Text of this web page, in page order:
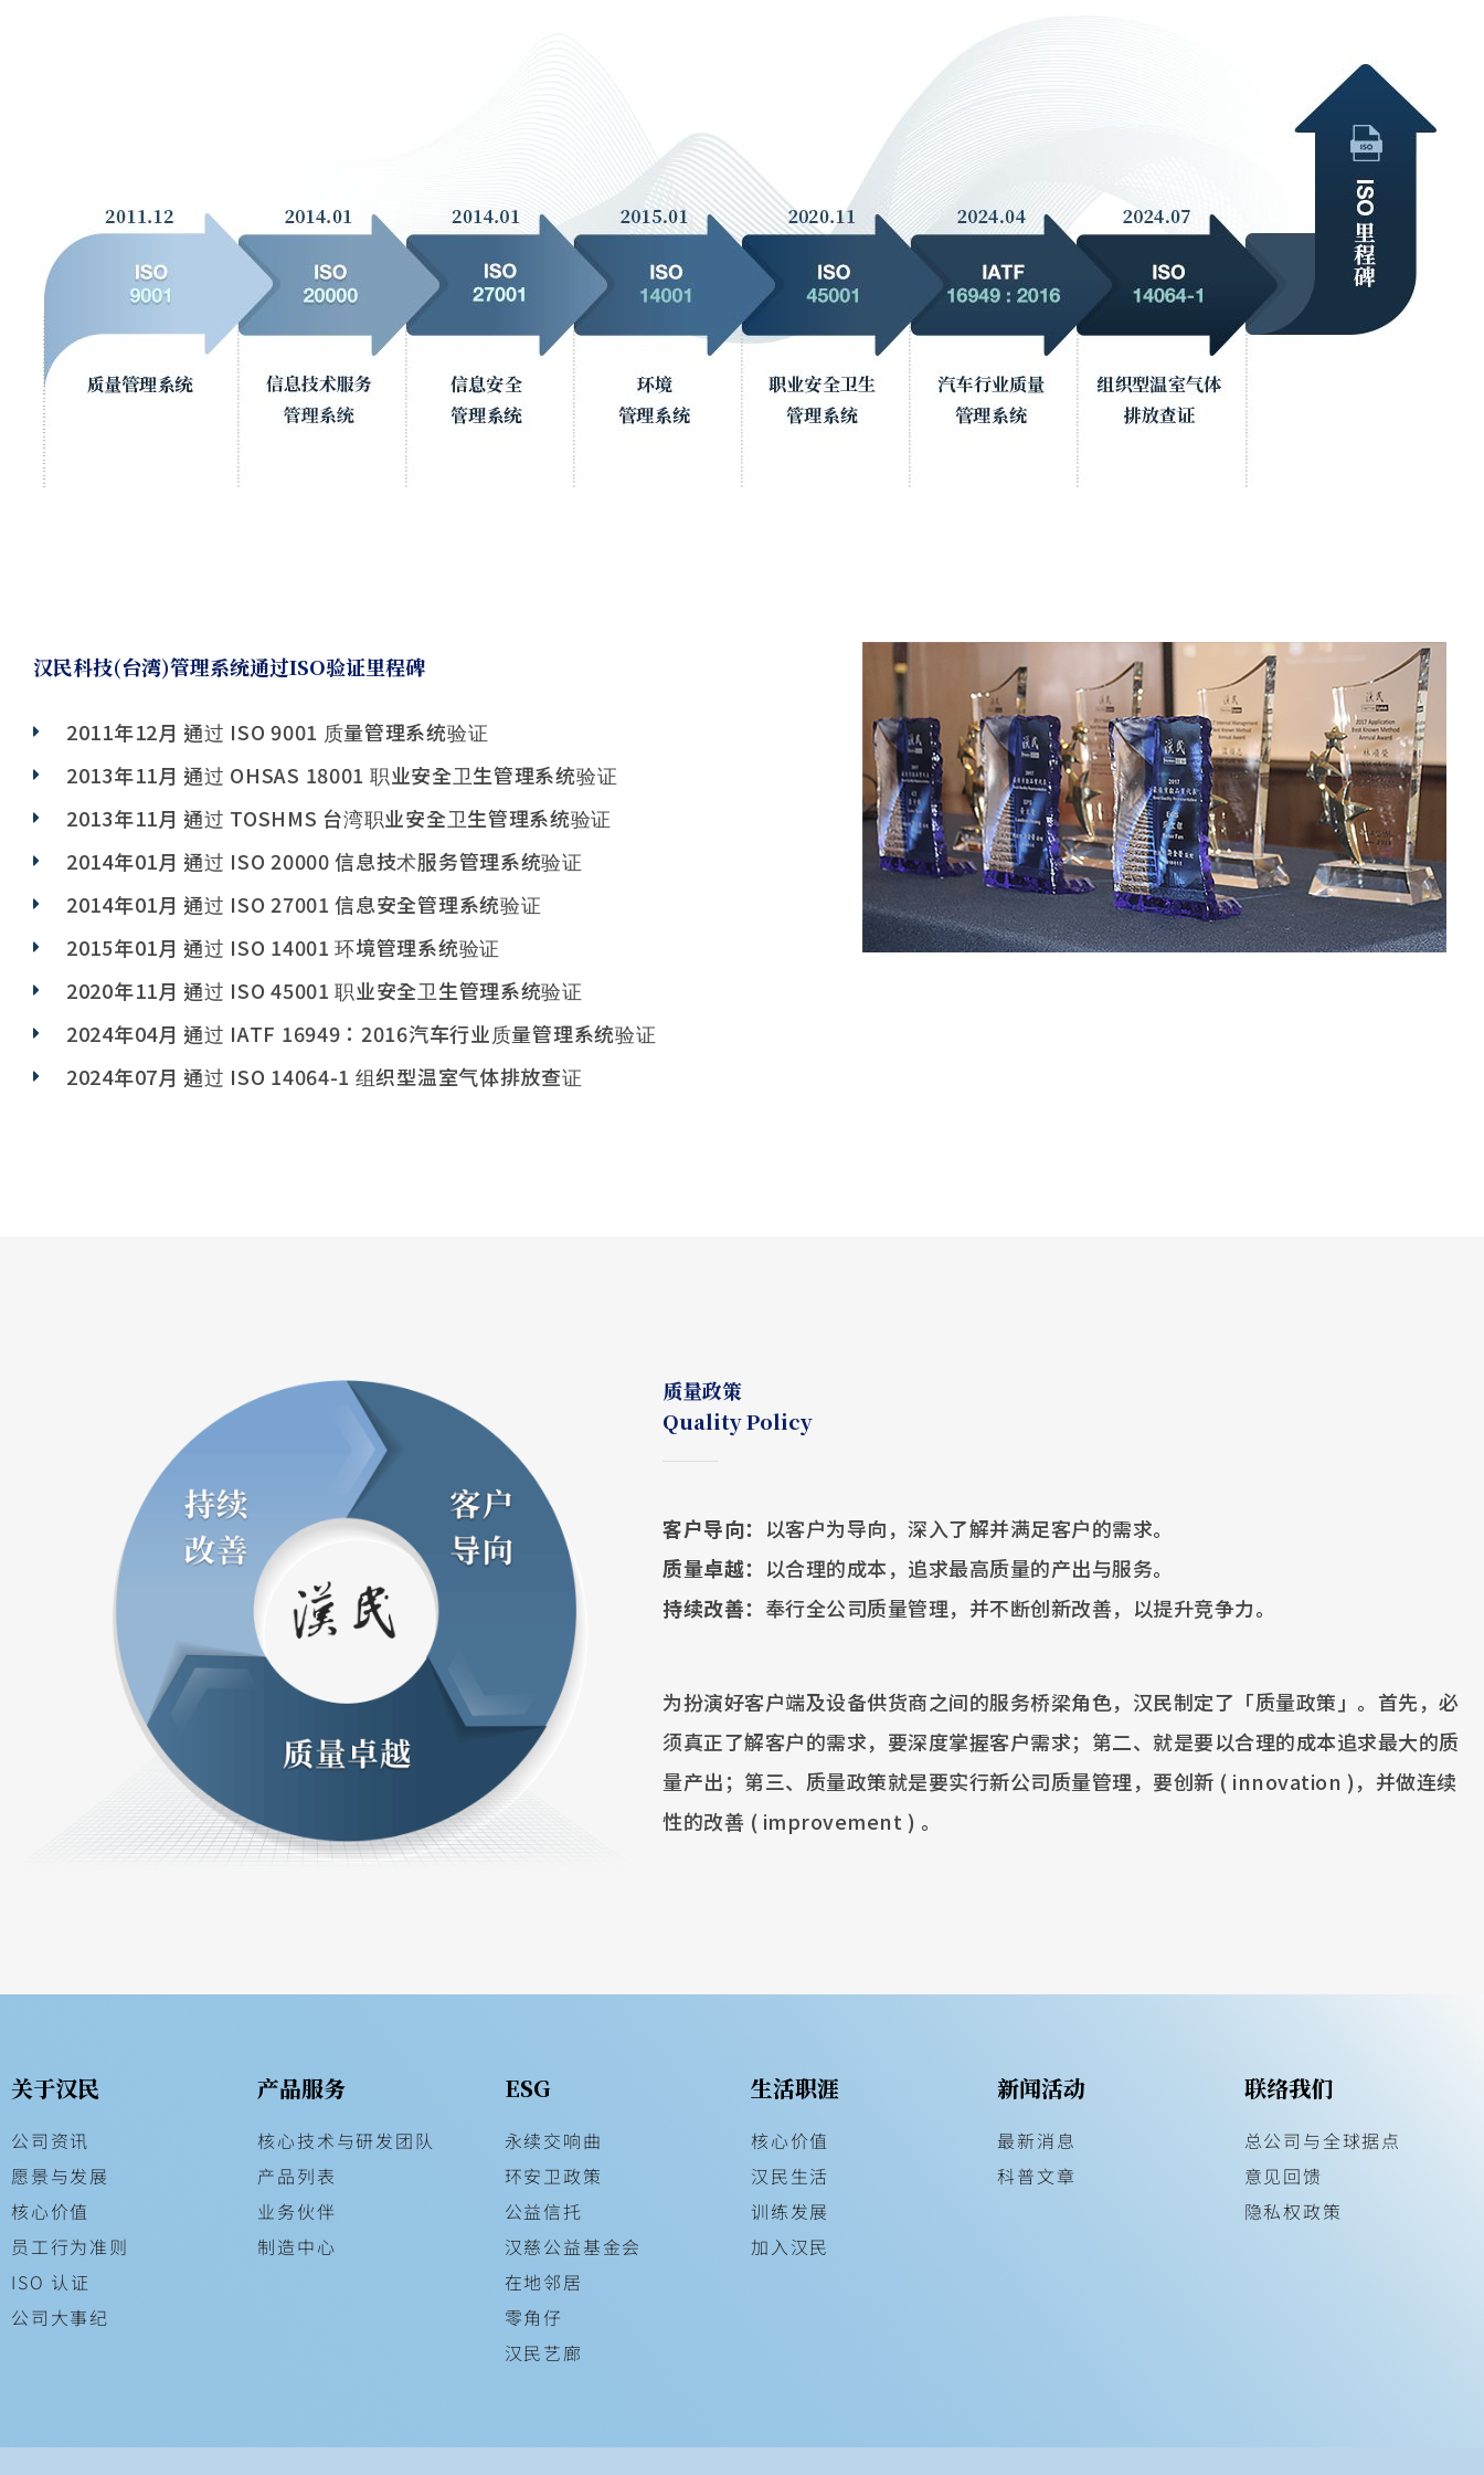
汉民科技(台湾)管理系统通过ISO验证里程碑
2011年12月 通过 ISO 9001 质量管理系统验证
2013年11月 通过 OHSAS 18001 职业安全卫生管理系统验证
2013年11月 通过 TOSHMS 台湾职业安全卫生管理系统验证
2014年01月 通过 ISO 20000 信息技术服务管理系统验证
2014年01月 通过 ISO 27001 信息安全管理系统验证
2015年01月 通过 ISO 14001 环境管理系统验证
2020年11月 通过 ISO 45001 职业安全卫生管理系统验证
2024年04月 通过 IATF 16949：2016汽车行业质量管理系统验证
2024年07月 通过 ISO 14064-1 组织型温室气体排放查证
质量政策
Quality Policy
客户导向： 以客户为导向，深入了解并满足客户的需求。
质量卓越： 以合理的成本，追求最高质量的产出与服务。
持续改善： 奉行全公司质量管理，并不断创新改善，以提升竞争力。
为扮演好客户端及设备供货商之间的服务桥梁角色，汉民制定了「质量政策」。首先，必
须真正了解客户的需求，要深度掌握客户需求；第二、就是要以合理的成本追求最大的质
量产出；第三、质量政策就是要实行新公司质量管理，要创新 ( innovation )，并做连续
性的改善 ( improvement ) 。
关于汉民
公司资讯
愿景与发展
核心价值
员工行为准则
ISO 认证
公司大事纪
产品服务
核心技术与研发团队
产品列表
业务伙伴
制造中心
ESG
永续交响曲
环安卫政策
公益信托
汉慈公益基金会
在地邻居
零角仔
汉民艺廊
生活职涯
核心价值
汉民生活
训练发展
加入汉民
新闻活动
最新消息
科普文章
联络我们
总公司与全球据点
意见回馈
隐私权政策